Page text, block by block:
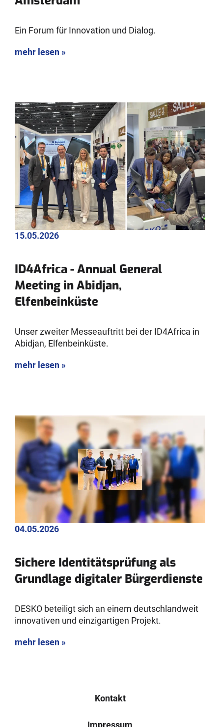
Ein Forum für Innovation und Dialog.
mehr lesen »
15.05.2026
ID4Africa - Annual General
Meeting in Abidjan,
Elfenbeinküste
Unser zweiter Messeauftritt bei der ID4Africa in
Abidjan, Elfenbeinküste.
mehr lesen »
04.05.2026
Sichere Identitätsprüfung als
Grundlage digitaler Bürgerdienste
DESKO beteiligt sich an einem deutschlandweit
innovativen und einzigartigen Projekt.
mehr lesen »
Kontakt
Impressum